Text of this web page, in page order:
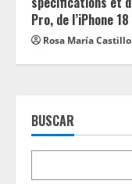
Pro, de l’iPhone
Rosa María Castillo
BUSCAR